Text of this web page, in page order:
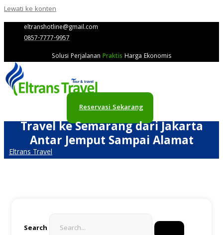
Lewati ke konten
eltranshotline@gmail.com
0857-7777-9957
Solusi Perjalanan Praktis Harga Ekonomis
Reservasi Sekarang
Travel ke Semarang dari Jakarta
Antar Jemput Sampai Alamat
Eltrans Travel
Search